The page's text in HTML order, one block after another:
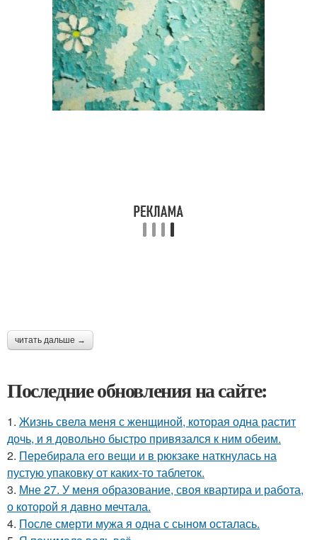
читать дальше →
Последние обновления на сайте:
1. Жизнь свела меня с женщиной, которая одна растит
дочь, и я довольно быстро привязался к ним обеим.
2. Перебирала его вещи и в рюкзаке наткнулась на
пустую упаковку от каких-то таблеток.
3. Мне 27. У меня образование, своя квартира и работа,
о которой я давно мечтала.
4. После смерти мужа я одна с сыном осталась.